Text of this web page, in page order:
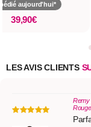
aujourd'hui*
39,90€
LES AVIS CLIENTS
Remy